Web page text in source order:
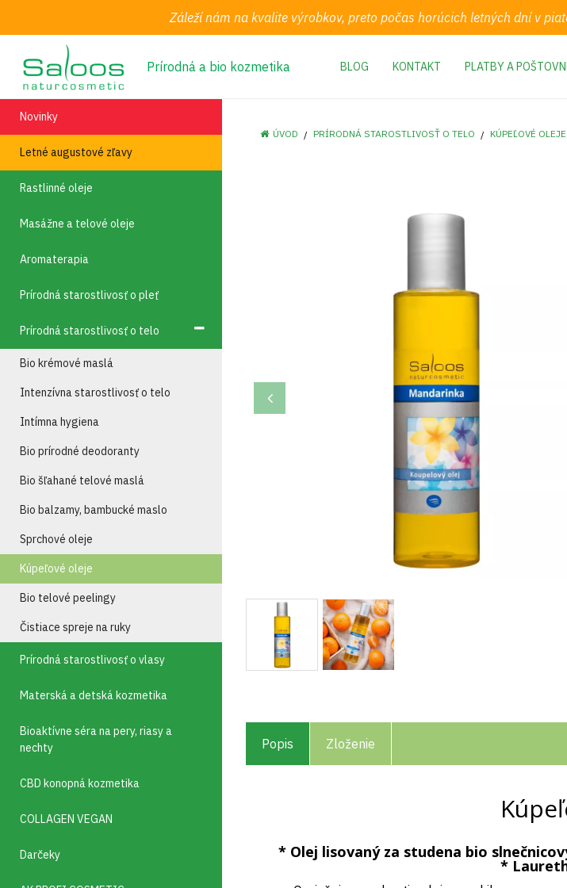
Záleží nám na kvalite výrobkov, preto počas horúcich letných dní v
Prírodná a bio kozmetika BLOG KONTAKT PLATBY A
Novinky
Letné augustové zľavy
Rastlinné oleje
Masážne a telové oleje
Aromaterapia
Prírodná starostlivosť o pleť
Prírodná starostlivosť o telo
Bio krémové maslá
Intenzívna starostlivosť o telo
Intímna hygiena
Bio prírodné deodoranty
Bio šľahané telové maslá
Bio balzamy, bambucké maslo
Sprchové oleje
Kúpeľové oleje
Bio telové peelingy
Čistiace spreje na ruky
Prírodná starostlivosť o vlasy
Materská a detská kozmetika
Bioaktívne séra na pery, riasy a
nechty
CBD konopná kozmetika
COLLAGEN VEGAN
Darčeky
ÚVOD PRÍRODNÁ STAROSTLIVOSŤ O TELO KÚPEĽOVÉ OLEJE
Popis Zloženie
* Olej lisovaný za studena bio
*